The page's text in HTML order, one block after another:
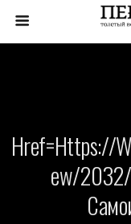
Href=https://
Ew/